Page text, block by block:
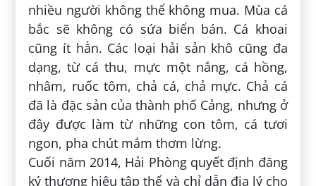
nhiều người không thể không mua. Mùa cá
bắc sẽ không có sứa biển bán. Cá khoai
cũng ít hẳn. Các loại hải sản khô cũng đa
dạng, từ cá thu, mực một nắng, cá hồng,
nhâm, ruốc tôm, chả cá, chả mực. Chả cá
đã là đặc sản của thành phố Cảng, nhưng ở
đây được làm từ những con tôm, cá tươi
ngon, pha chút mắm thơm lừng.
Cuối năm 2014, Hải Phòng quyết định đăng
ký thương hiệu tập thể và chỉ dẫn địa lý cho